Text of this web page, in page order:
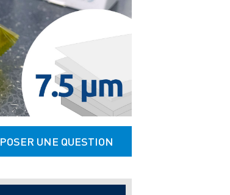
POSER UNE QUESTION